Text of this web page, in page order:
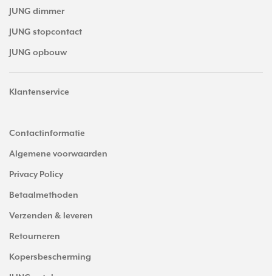
JUNG dimmer
JUNG stopcontact
JUNG opbouw
Klantenservice
Contactinformatie
Algemene voorwaarden
Privacy Policy
Betaalmethoden
Verzenden & leveren
Retourneren
Kopersbescherming